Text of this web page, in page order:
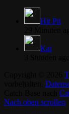
Hit Pit
Kai
Nach oben scrollen